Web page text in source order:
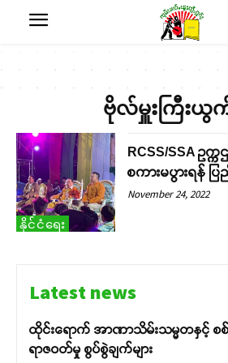
ဗိုလ်မှူးကြီးယွ
နိုင်ငံရေး
RCSS/SSA ဥက္က
စကားမပွားရန် ပ
November 24, 2022
Latest news
ထိုင်းရောက် အာဏာသိမ်းသမ္မတနှင့် စ
ရာဇဝတ်မှု စွပ်စွဲချက်များ